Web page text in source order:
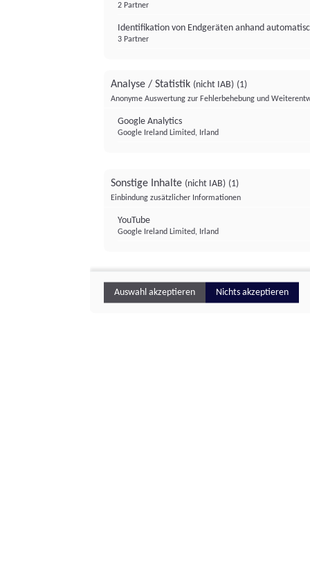
2 Partner
Identifikation von Endgeräten anhand
3 Partner
Analyse / Statistik (nicht IAB) (1)
Anonyme Auswertung zur Fehlerbehebung und
Google Analytics
Google Ireland Limited, Irland
Sonstige Inhalte (nicht IAB) (1)
Einbindung zusätzlicher Informationen
YouTube
Google Ireland Limited, Irland
Auswahl akzeptieren Nichts akzeptieren